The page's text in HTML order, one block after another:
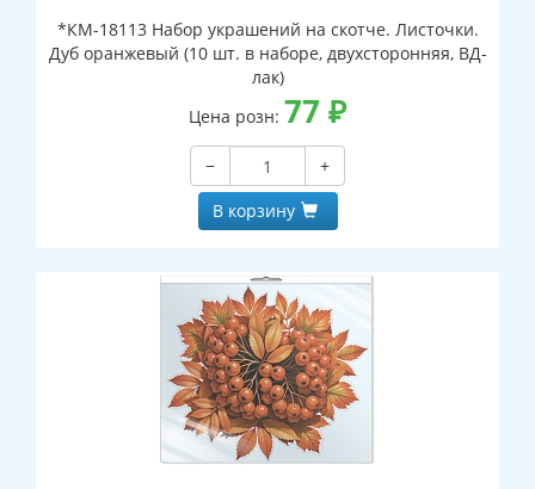
*КМ-18113 Набор украшений на скотче. Листочки.
Дуб оранжевый (10 шт. в наборе, двухсторонняя, ВД-
лак)
Цена розн: 77 ₽
−
+
В корзину